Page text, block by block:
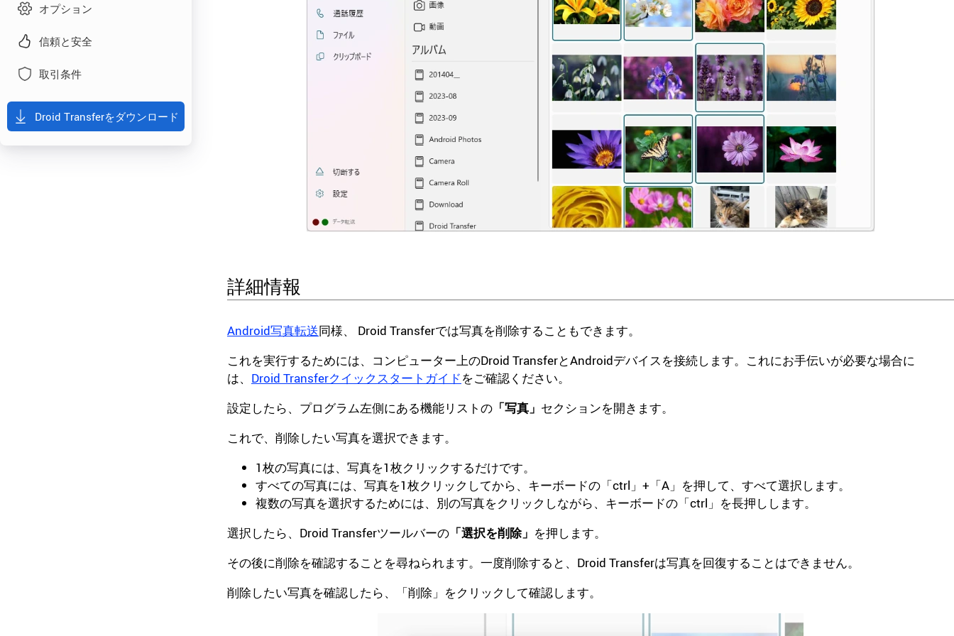
オプション
信頼と安全
取引条件
Droid Transferをダウンロード
詳細情報
Android写真転送同様、 Droid Transferでは写真を削除することもできます。
これを実行するためには、コンピューター上のDroid TransferとAndroidデバイスを接続します。これにお手伝いが必要な場合に
は、 Droid Transferクイックスタートガイドをご確認ください。
設定したら、プログラム左側にある機能リストの 「写真」 セクションを開きます。
これで、削除したい写真を選択できます。
1枚の写真には、写真を1枚クリックするだけです。
すべての写真には、写真を1枚クリックしてから、キーボードの「ctrl」+「A」を押して、すべて選択します。
複数の写真を選択するためには、別の写真をクリックしながら、キーボードの「ctrl」を長押しします。
選択したら、Droid Transferツールバーの 「選択を削除」 を押します。
その後に削除を確認することを尋ねられます。一度削除すると、Droid Transferは写真を回復することはできません。
削除したい写真を確認したら、「削除」をクリックして確認します。